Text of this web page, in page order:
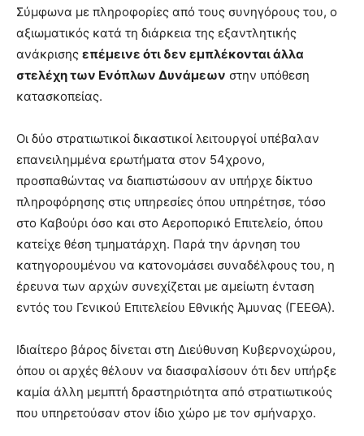
Σύμφωνα με πληροφορίες από τους συνηγόρους του, ο
αξιωματικός κατά τη διάρκεια της εξαντλητικής
ανάκρισης επέμεινε ότι δεν εμπλέκονται άλλα
στελέχη των Ενόπλων Δυνάμεων στην υπόθεση
κατασκοπείας.
Οι δύο στρατιωτικοί δικαστικοί λειτουργοί υπέβαλαν
επανειλημμένα ερωτήματα στον 54χρονο,
προσπαθώντας να διαπιστώσουν αν υπήρχε δίκτυο
πληροφόρησης στις υπηρεσίες όπου υπηρέτησε, τόσο
στο Καβούρι όσο και στο Αεροπορικό Επιτελείο, όπου
κατείχε θέση τμηματάρχη. Παρά την άρνηση του
κατηγορουμένου να κατονομάσει συναδέλφους του, η
έρευνα των αρχών συνεχίζεται με αμείωτη ένταση
εντός του Γενικού Επιτελείου Εθνικής Άμυνας (ΓΕΕΘΑ).
Ιδιαίτερο βάρος δίνεται στη Διεύθυνση Κυβερνοχώρου,
όπου οι αρχές θέλουν να διασφαλίσουν ότι δεν υπήρξε
καμία άλλη μεμπτή δραστηριότητα από στρατιωτικούς
που υπηρετούσαν στον ίδιο χώρο με τον σμήναρχο.